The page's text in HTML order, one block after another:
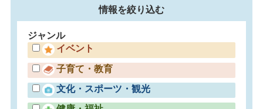
情報を絞り込む
ジャンル
イベント
子育て・教育
文化・スポーツ・観光